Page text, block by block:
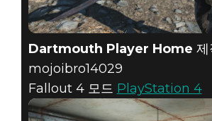
Dartmouth Player Home 제
mojoibro14029
Fallout 4 모드 PlayStation 4